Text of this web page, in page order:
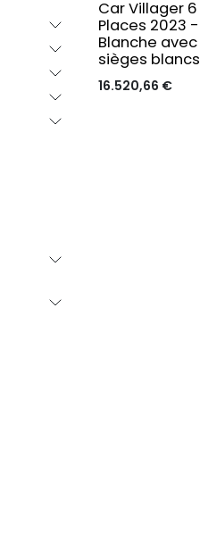
Car Villager 6
Places 2023 -
Blanche avec
sièges blancs
16.520,66 €